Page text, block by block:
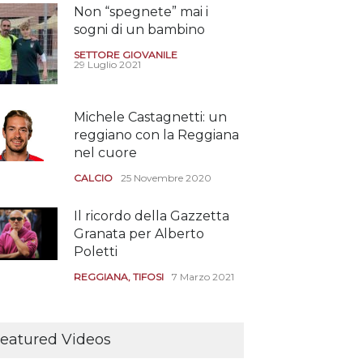
Non “spegnete” mai i
sogni di un bambino
SETTORE GIOVANILE
29 Luglio 2021
Michele Castagnetti: un
reggiano con la Reggiana
nel cuore
CALCIO 25 Novembre 2020
Il ricordo della Gazzetta
Granata per Alberto
Poletti
REGGIANA, TIFOSI 7 Marzo 2021
assistere agli allenamenti
Videos